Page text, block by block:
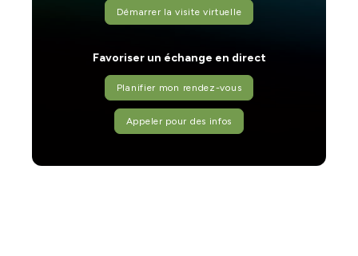
Démarrer la visite virtuelle
Favoriser un échange en direct
Planifier mon rendez-vous
Appeler pour des infos